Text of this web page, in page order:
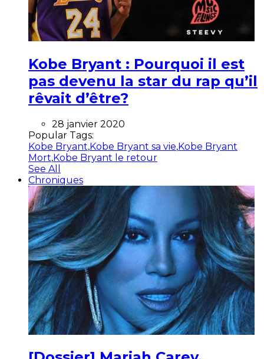
Kobe Bryant : Pourquoi il est
pas devenu la star du rap qu’il
rêvait d’être?
28 janvier 2020
Popular Tags:
Kobe Bryant,Kobe Bryant sa vie,Kobe Bryant
Mort,Kobe Bryant le retour
See All
Chroniques